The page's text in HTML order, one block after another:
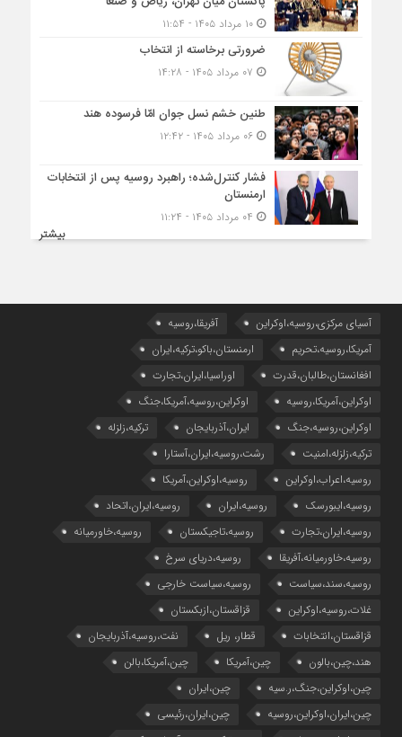
۱۰ مرداد ۱۴۰۵ - ۱۱:۵۴
ضرورتی برخاسته از انتخاب
طنین خشم نسل جوان امّا فرسوده هند
۰۶ مرداد ۱۴۰۵ - ۱۲:۴۲
فشار کنترل‌شده؛ راهبرد روسیه پس از انتخابات
ارمنستان
بیشتر
آسیای مرکزی،روسیه،اوکراین
آفریقا،روسیه
آمریکا،روسیه،تحریم
ارمنستان،باکو،ترکیه،ایران
افغانستان،طالبان،قدرت
اوراسیا،ایران،تجارت
اوکراین،آمریکا،روسیه
اوکراین،روسیه،آمریکا،جنگ
اوکراین،روسیه،جنگ
ایران،آذربایجان
ترکیه،زلزله
ترکیه،زلزله،امنیت
رشت،روسیه،ایران،آستارا
روسیه،اعراب،اوکراین
روسیه،اوکراین،آمریکا
روسیه،ایبورسک
روسیه،ایران
روسیه،ایران،اتحاد
روسیه،ایران،تجارت
روسیه،تاجیکستان
روسیه،خاورمیانه
روسیه،خاورمیانه،آفریقا
روسیه،دریای سرخ
روسیه،سند،سیاست
روسیه،سیاست خارجی
غلات،روسیه،اوکراین
قزاقستان،ازبکستان
قزاقستان،انتخابات
قطار، ریل
نفت،روسیه،آذربایجان
هند،چین،بالون
چین،آمریکا
چین،آمریکا،بالن
چین،اوکراین،جنگ،ر.سیه
چین،ایران
چین،ایران،اوکراین،روسیه
چین،ایران،رئیسی